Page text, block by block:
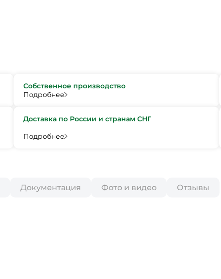
Собственное производство
Подробнее
Доставка по России и странам СНГ
Подробнее
Документация Фото и видео Отзывы